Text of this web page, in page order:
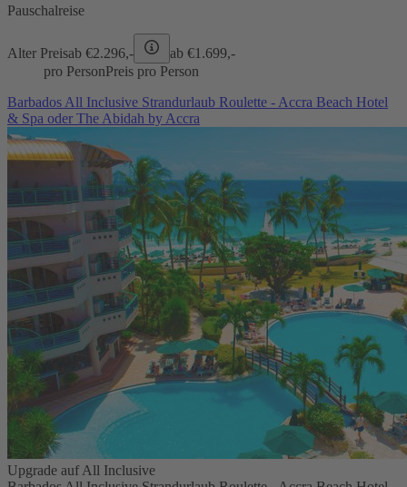
Pauschalreise
Alter Preisab €2.296,- ab €1.699,-
pro PersonPreis pro Person
Barbados All Inclusive Strandurlaub Roulette - Accra Beach Hotel
& Spa oder The Abidah by Accra
Upgrade auf All Inclusive